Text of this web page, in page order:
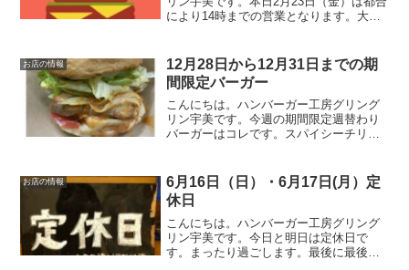
により14時までの営業となります。大変
だきありがとうございました。皆様の今
日が笑顔いっぱいの...
お店の情報
12月28日から12月31日までの期
間限定バーガー
こんにちは。ハンバーガー工房グリング
リン宇美です。今週の期間限定週替わり
バーガーはコレです。スパイシーチリチ
タスをのせればトロっと流れる出るチリ
ソース。そそられる事...
お店の情報
6月16日（日）・6月17日(月）定
休日
こんにちは。ハンバーガー工房グリング
リン宇美です。今日と明日は定休日で
す。まったり過ごします。最後に最後ま